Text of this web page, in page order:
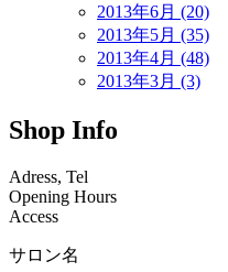
2013年6月 (20)
2013年5月 (35)
2013年4月 (48)
2013年3月 (3)
Shop Info
Adress, Tel
Opening Hours
Access
サロン名